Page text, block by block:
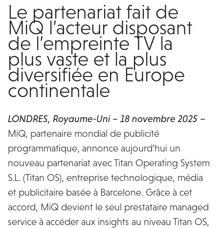
Le partenariat fait de
MiQ l’acteur disposant
de l’empreinte TV la
plus vaste et la plus
diversifiée en Europe
continentale
LONDRES, Royaume-Uni – 18 novembre 2025 –
MiQ, partenaire mondial de publicité
programmatique, annonce aujourd’hui un
nouveau partenariat avec Titan Operating System
S.L. (Titan OS), entreprise technologique, média
et publicitaire basée à Barcelone. Grâce à cet
accord, MiQ devient le seul prestataire managed
service à accéder aux insights au niveau Titan OS,